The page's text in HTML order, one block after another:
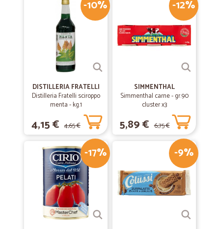
-10%
DISTILLERIA FRATELLI
Distilleria Fratelli sciroppo
menta - kg.1
4,15 € 4,65 €
-12%
SIMMENTHAL
Simmenthal carne - gr.90
cluster x3
5,89 € 6,75 €
-17% -9%